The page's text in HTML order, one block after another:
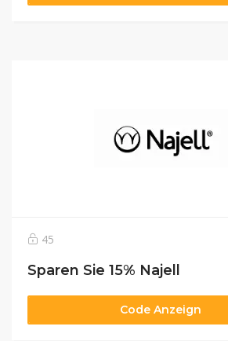
45
Sparen Sie 15% Najell
Code Anzeign